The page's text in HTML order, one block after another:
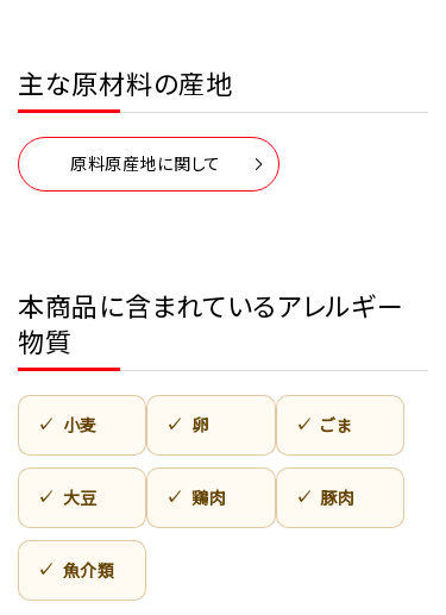
主な原材料の産地
原料原産地に関して
本商品に含まれているアレルギー
物質
小麦 卵 ごま
大豆 鶏肉 豚肉
魚介類